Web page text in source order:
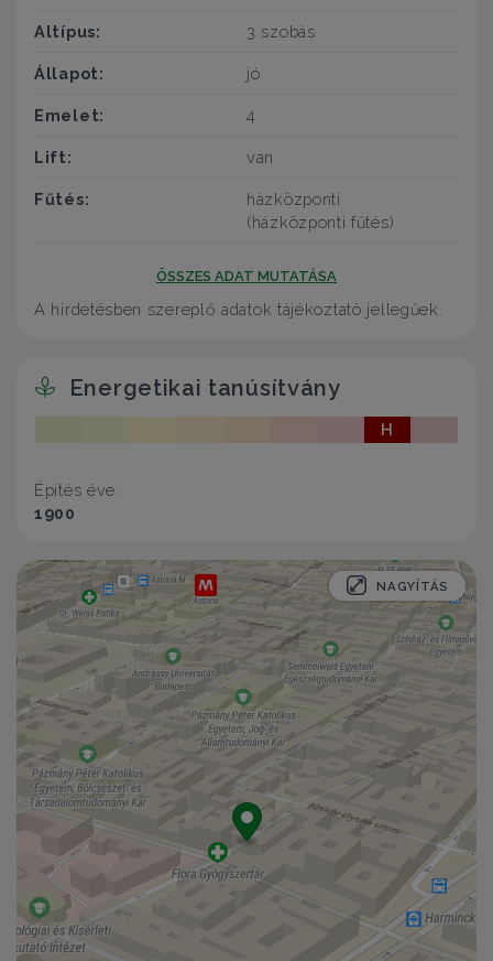
Altípus: 3 szobás
Állapot: jó
Emelet: 4
Lift: van
Fűtés:
házközponti
(házközponti fűtés)
ÖSSZES ADAT MUTATÁSA
A hirdetésben szereplő adatok tájékoztató jellegűek.
Energetikai tanúsítvány
H
Építés éve:
1900
NAGYÍTÁS